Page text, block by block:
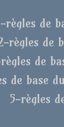
règles de
règles de
de
de base
5-règles